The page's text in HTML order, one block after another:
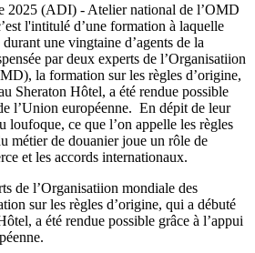
2025 (ADI) - Atelier national de l’OMD
l'intitulé d’une formation à laquelle
une vingtaine d’agents de la
par deux experts de l’Organisatiion
la formation sur les règles d’origine,
Sheraton Hôtel, a été rendue possible
l’Union européenne. En dépit de leur
loufoque, ce que l’on appelle les règles
métier de douanier joue un rôle de
et les accords internationaux.
de l’Organisatiion mondiale des
sur les règles d’origine, qui a débuté
a été rendue possible grâce à l’appui